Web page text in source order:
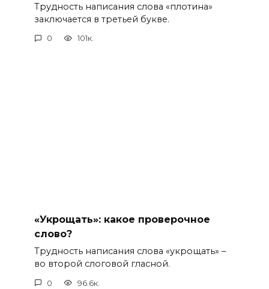
Трудность написания слова «плотина»
заключается в третьей букве.
0 101к.
«Укрощать»: какое проверочное
слово?
Трудность написания слова «укрощать» –
во второй слоговой гласной.
0 96.6к.